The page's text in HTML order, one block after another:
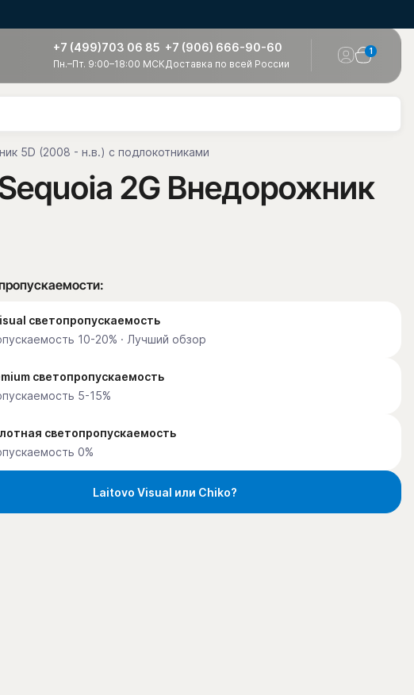
+7 (499)703 06 85
Пн.–Пт. 9:00–18:00 МСК
+7 (906) 666-90-60
Доставка по всей России
1
5D (2008 - н.в.) с подлокотниками
2G Внедорожник
светопропускаемость
10-20% · Лучший обзор
светопропускаемость
5-15%
светопропускаемость
0%
Laitovo Visual или Chiko?